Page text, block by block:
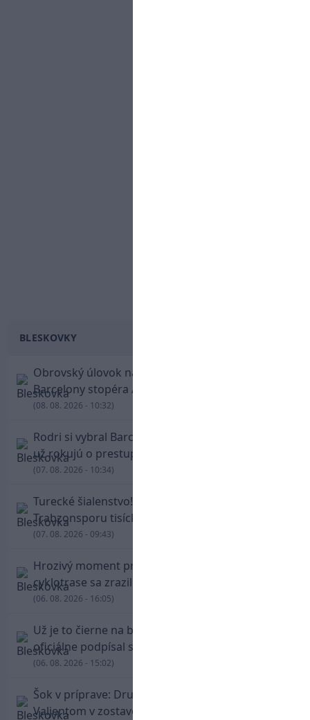
BLESKOVKY
Obrovský úlovok na Anfielde: Liverpool získal z
Barcelony stopéra Arauja
(08. 08. 2026 - 10:32)
Rodri si vybral Barcelonu a odmietol Real. Kluby
už rokujú o prestupovej čiastke
(07. 08. 2026 - 10:34)
Turecké šialenstvo! Salaha vítali na štadióne
Trabzonsporu tisícky fanúšikov
(07. 08. 2026 - 09:43)
Hrozivý moment pre Zdena Cháru! Na
cyklotrase sa zrazil s bežcom
(06. 08. 2026 - 16:05)
Už je to čierne na bielom: Mohamed Salah
oficiálne podpísal s Trabzonsporom
(06. 08. 2026 - 15:02)
Šok v príprave: Druholigová Mallorca s
Valjentom v zostave zdolala PSG